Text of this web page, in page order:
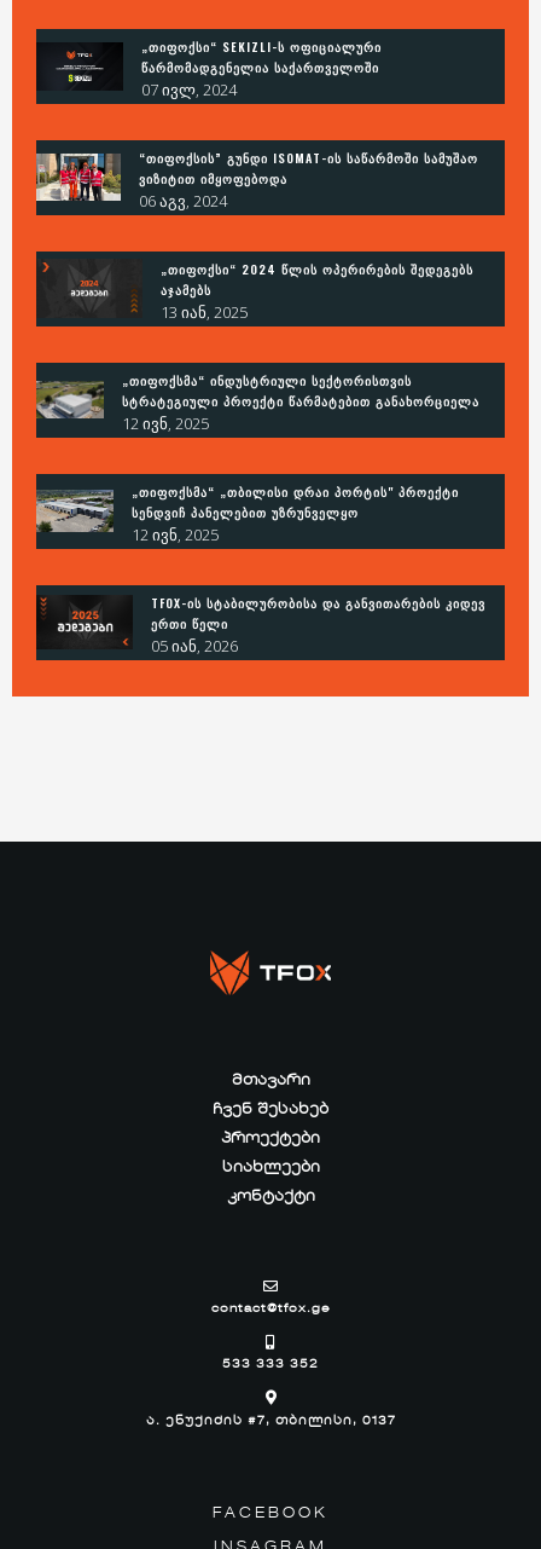
„ᲗᲘᲤᲝᲥᲡᲘ“ SEKIZLI-Ს ᲝᲤᲘᲪᲘᲐᲚᲣᲠᲘ
ᲬᲐᲠᲛᲝᲛᲐᲓᲒᲔᲜᲔᲚᲘᲐ ᲡᲐᲥᲐᲠᲗᲕᲔᲚᲝᲨᲘ
07 ივლ, 2024
“ᲗᲘᲤᲝᲥᲡᲘᲡ” ᲒᲣᲜᲓᲘ ISOMAT-ᲘᲡ ᲡᲐᲬᲐᲠᲛᲝᲨᲘ ᲡᲐᲛᲣᲨᲐᲝ
ᲕᲘᲖᲘᲢᲘᲗ ᲘᲛᲧᲝᲤᲔᲑᲝᲓᲐ
06 აგვ, 2024
„ᲗᲘᲤᲝᲥᲡᲘ“ 2024 ᲬᲚᲘᲡ ᲝᲞᲔᲠᲘᲠᲔᲑᲘᲡ ᲨᲔᲓᲔᲒᲔᲑᲡ
ᲐᲯᲐᲛᲔᲑᲡ
13 იან, 2025
„ᲗᲘᲤᲝᲥᲡᲛᲐ“ ᲘᲜᲓᲣᲡᲢᲠᲘᲣᲚᲘ ᲡᲔᲥᲢᲝᲠᲘᲡᲗᲕᲘᲡ
ᲡᲢᲠᲐᲢᲔᲒᲘᲣᲚᲘ ᲞᲠᲝᲔᲥᲢᲘ ᲬᲐᲠᲛᲐᲢᲔᲑᲘᲗ ᲒᲐᲜᲐᲮᲝᲠᲪᲘᲔᲚᲐ
12 ივნ, 2025
„ᲗᲘᲤᲝᲥᲡᲛᲐ“ „ᲗᲑᲘᲚᲘᲡᲘ ᲓᲠᲐᲘ ᲞᲝᲠᲢᲘᲡ" ᲞᲠᲝᲔᲥᲢᲘ
ᲡᲔᲜᲓᲕᲘᲩ ᲞᲐᲜᲔᲚᲔᲑᲘᲗ ᲣᲖᲠᲣᲜᲕᲔᲚᲧᲝ
12 ივნ, 2025
TFOX-ᲘᲡ ᲡᲢᲐᲑᲘᲚᲣᲠᲝᲑᲘᲡᲐ ᲓᲐ ᲒᲐᲜᲕᲘᲗᲐᲠᲔᲑᲘᲡ ᲙᲘᲓᲔᲕ
ᲔᲠᲗᲘ ᲬᲔᲚᲘ
05 იან, 2026
ᲛᲗᲐᲕᲐᲠᲘ
ᲩᲕᲔᲜ ᲨᲔᲡᲐᲮᲔᲑ
ᲞᲠᲝᲔᲥᲢᲔᲑᲘ
ᲡᲘᲐᲮᲚᲔᲔᲑᲘ
ᲙᲝᲜᲢᲐᲥᲢᲘ
contact@tfox.ge
533 333 352
ა. ენუქიძის #7, თბილისი, 0137
FACEBOOK